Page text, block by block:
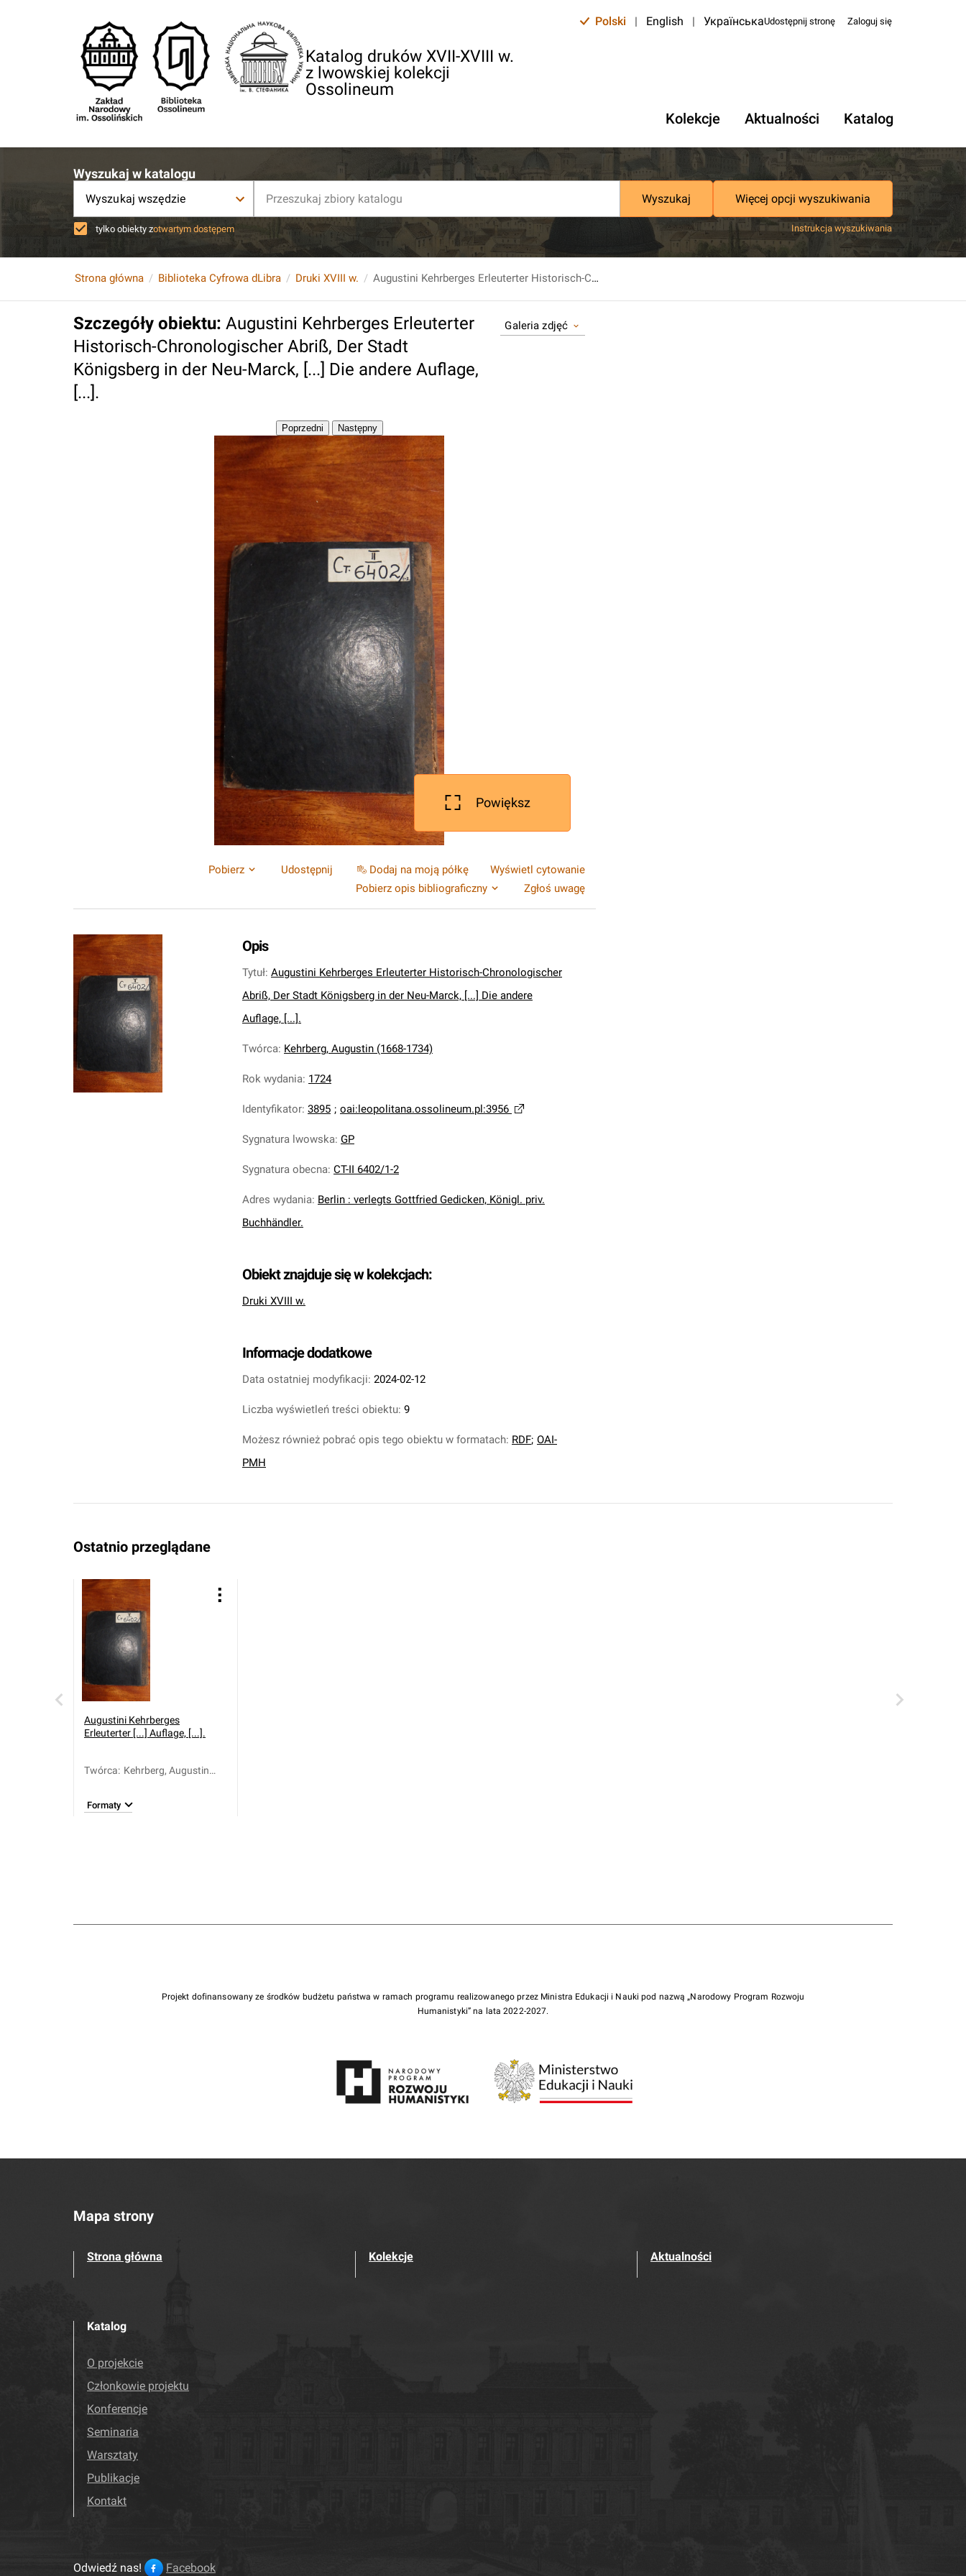
Katalog druków XVII-XVIII w.
z lwowskiej kolekcji
Ossolineum
Polski | English | УкраїнськаUdostępnij stronę Zaloguj się
Kolekcje Aktualności Katalog
Wyszukaj w katalogu
Wyszukaj wszędzie Wyszukaj Więcej opcji wyszukiwania
tylko obiekty zotwartym dostępem Instrukcja wyszukiwania
Strona główna Biblioteka Cyfrowa dLibra Druki XVIII w. Augustini Kehrberges Erleuterter Historisch-Chronologischer Abriß, Der Stadt Königsberg in der Neu-Marck, [...] Die andere Auflage, [...].
Szczegóły obiektu: Augustini Kehrberges Erleuterter
Historisch-Chronologischer Abriß, Der Stadt
Königsberg in der Neu-Marck, [...] Die andere Auflage,
[...].
Galeria zdjęć
Powiększ
Pobierz Udostępnij Dodaj na moją półkę
Wyświetl cytowanie
Pobierz opis bibliograficzny
Zgłoś uwagę
Opis
Tytuł: Augustini Kehrberges Erleuterter Historisch-Chronologischer
Abriß, Der Stadt Königsberg in der Neu-Marck, [...] Die andere
Auflage, [...].
Twórca: Kehrberg, Augustin (1668-1734)
Rok wydania: 1724
Identyfikator: 3895 ; oai:leopolitana.ossolineum.pl:3956
Sygnatura lwowska: GP
Sygnatura obecna: CT-II 6402/1-2
Adres wydania: Berlin : verlegts Gottfried Gedicken, Königl. priv.
Buchhändler.
Obiekt znajduje się w kolekcjach:
Druki XVIII w.
Informacje dodatkowe
Data ostatniej modyfikacji: 2024-02-12
Liczba wyświetleń treści obiektu: 9
Możesz również pobrać opis tego obiektu w formatach: RDF; OAI-
PMH
Ostatnio przeglądane
Augustini Kehrberges
Erleuterter [...] Auflage, [...].
Twórca: Kehrberg, Augustin
Formaty
Projekt dofinansowany ze środków budżetu państwa w ramach programu realizowanego przez Ministra Edukacji i Nauki pod nazwą „Narodowy Program Rozwoju
Humanistyki” na lata 2022-2027.
Mapa strony
Strona główna Kolekcje Aktualności
Katalog
O projekcie
Członkowie projektu
Konferencje
Seminaria
Warsztaty
Publikacje
Kontakt
Odwiedź nas! Facebook